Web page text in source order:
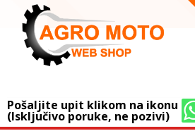
Pošaljite upit klikom na ikonu
(Isključivo poruke, ne pozivi)